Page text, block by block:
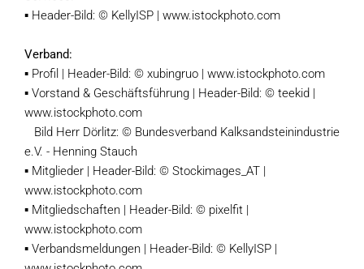
▪ Header-Bild: © KellyISP | www.istockphoto.com
Verband:
▪ Profil | Header-Bild: © xubingruo | www.istockphoto.com
▪ Vorstand & Geschäftsführung | Header-Bild: © teekid |
www.istockphoto.com
Bild Herr Dörlitz: © Bundesverband Kalksandsteinindustrie
e.V. - Henning Stauch
▪ Mitglieder | Header-Bild: © Stockimages_AT |
www.istockphoto.com
▪ Mitgliedschaften | Header-Bild: © pixelfit |
www.istockphoto.com
▪ Verbandsmeldungen | Header-Bild: © KellyISP |